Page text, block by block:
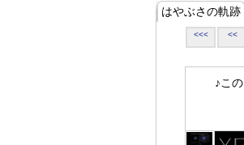
はやぶさの軌跡
<<< <<
♪この